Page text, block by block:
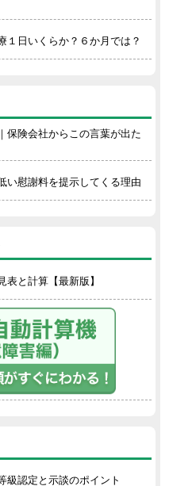
１日いくらか？６か月では？
保険会社からこの言葉が出た
い慰謝料を提示してくる理由
表と計算【最新版】
級認定と示談のポイント